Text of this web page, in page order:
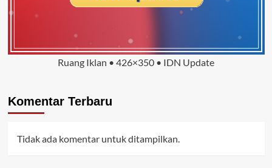
Ruang Iklan • 426×350 • IDN Update
Komentar Terbaru
Tidak ada komentar untuk ditampilkan.